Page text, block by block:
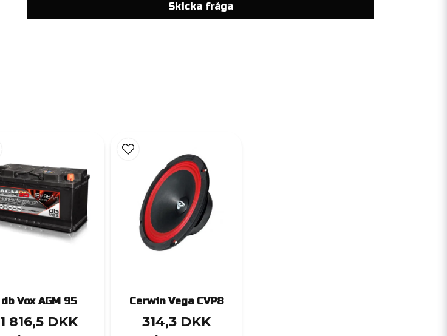
Skicka fråga
db Vox AGM 95
1 816,5 DKK
Cerwin Vega CVP8
314,3 DKK